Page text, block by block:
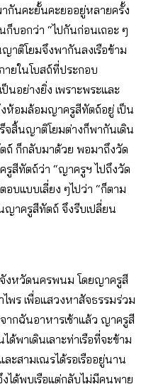
กันคะยั้นคะยออยู่หลายครั้ง
บอกว่า “ไปกันก่อนเถอะ ๆ
าติโยมจึงพากันลงเรือข้าม
ยในโบสถ์ที่ประกอบ
นอย่างยิ่ง เพราะพระและ
ห้อมล้อมญาครูสีทัตถ์อยู่ เป็น
จสิ้นญาติโยมต่างก็พากันเดิน
ถ์ ก็กลับมาด้วย พอมาถึงวัด
สีทัตถ์ว่า “ญาครูฯ ไปถึงวัด
บแบบเลี่ยง ๆไปว่า “ก็ตาม
าครูสีทัตถ์ จึงรีบเปลี่ยน
งหวัดนครพนม โดยญาครูสี
ไพร เพื่อแสวงหาสัจธรรมร่วม
กฉันอาหารเช้าแล้ว ญาครูสี
พาเดินเลาะท่าเรือที่จะข้าม
ะสามเณรได้รอเรืออยู่นาน
ได้พบเรือแต่กลับไม่มีคนพาย